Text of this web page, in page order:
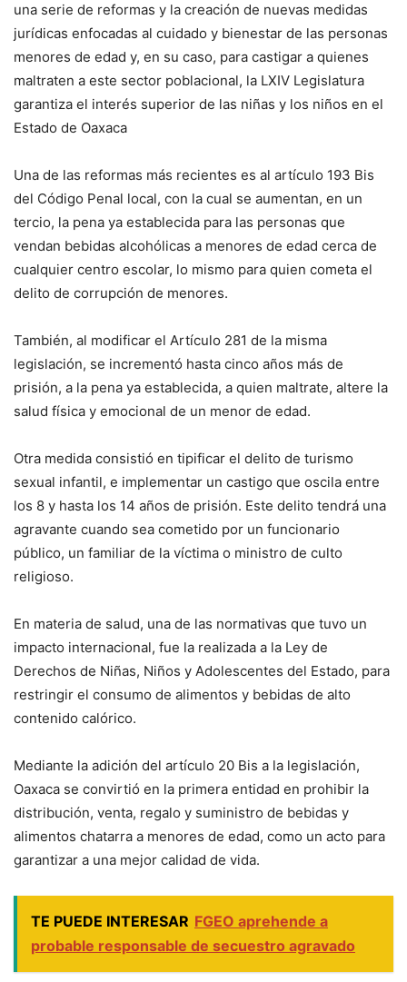
una serie de reformas y la creación de nuevas medidas
jurídicas enfocadas al cuidado y bienestar de las personas
menores de edad y, en su caso, para castigar a quienes
maltraten a este sector poblacional, la LXIV Legislatura
garantiza el interés superior de las niñas y los niños en el
Estado de Oaxaca
Una de las reformas más recientes es al artículo 193 Bis
del Código Penal local, con la cual se aumentan, en un
tercio, la pena ya establecida para las personas que
vendan bebidas alcohólicas a menores de edad cerca de
cualquier centro escolar, lo mismo para quien cometa el
delito de corrupción de menores.
También, al modificar el Artículo 281 de la misma
legislación, se incrementó hasta cinco años más de
prisión, a la pena ya establecida, a quien maltrate, altere la
salud física y emocional de un menor de edad.
Otra medida consistió en tipificar el delito de turismo
sexual infantil, e implementar un castigo que oscila entre
los 8 y hasta los 14 años de prisión. Este delito tendrá una
agravante cuando sea cometido por un funcionario
público, un familiar de la víctima o ministro de culto
religioso.
En materia de salud, una de las normativas que tuvo un
impacto internacional, fue la realizada a la Ley de
Derechos de Niñas, Niños y Adolescentes del Estado, para
restringir el consumo de alimentos y bebidas de alto
contenido calórico.
Mediante la adición del artículo 20 Bis a la legislación,
Oaxaca se convirtió en la primera entidad en prohibir la
distribución, venta, regalo y suministro de bebidas y
alimentos chatarra a menores de edad, como un acto para
garantizar a una mejor calidad de vida.
TE PUEDE INTERESAR FGEO aprehende a
probable responsable de secuestro agravado